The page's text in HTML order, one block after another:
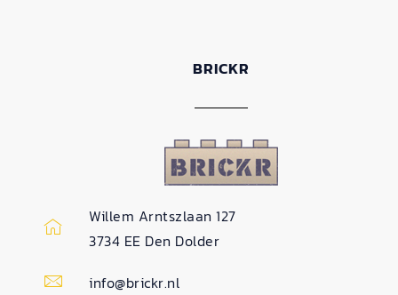
BRICKR
Willem Arntszlaan 127
3734 EE Den Dolder
info@brickr.nl